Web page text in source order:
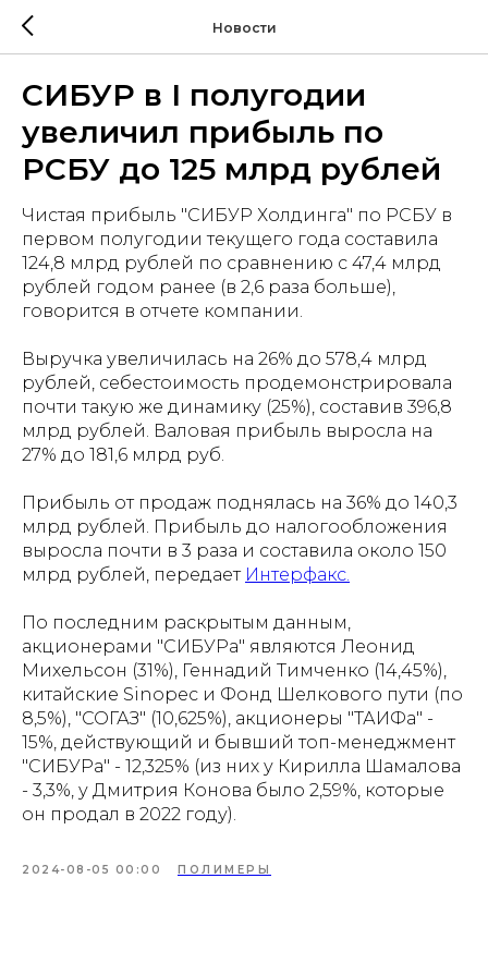
Новости
СИБУР в I полугодии
увеличил прибыль по
РСБУ до 125 млрд рублей
Чистая прибыль "СИБУР Холдинга" по РСБУ в
первом полугодии текущего года составила
124,8 млрд рублей по сравнению с 47,4 млрд
рублей годом ранее (в 2,6 раза больше),
говорится в отчете компании.
Выручка увеличилась на 26% до 578,4 млрд
рублей, себестоимость продемонстрировала
почти такую же динамику (25%), составив 396,8
млрд рублей. Валовая прибыль выросла на
27% до 181,6 млрд руб.
Прибыль от продаж поднялась на 36% до 140,3
млрд рублей. Прибыль до налогообложения
выросла почти в 3 раза и составила около 150
млрд рублей, передает Интерфакс.
По последним раскрытым данным,
акционерами "СИБУРа" являются Леонид
Михельсон (31%), Геннадий Тимченко (14,45%),
китайские Sinopec и Фонд Шелкового пути (по
8,5%), "СОГАЗ" (10,625%), акционеры "ТАИФа" -
15%, действующий и бывший топ-менеджмент
"СИБУРа" - 12,325% (из них у Кирилла Шамалова
- 3,3%, у Дмитрия Конова было 2,59%, которые
он продал в 2022 году).
2024-08-05 00:00 ПОЛИМЕРЫ